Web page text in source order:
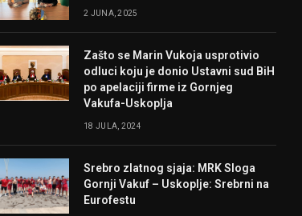
2 JUNA, 2025
Zašto se Marin Vukoja usprotivio
odluci koju je donio Ustavni sud BiH
po apelaciji firme iz Gornjeg
Vakufa-Uskoplja
18 JULA, 2024
Srebro zlatnog sjaja: MRK Sloga
Gornji Vakuf – Uskoplje: Srebrni na
Eurofestu